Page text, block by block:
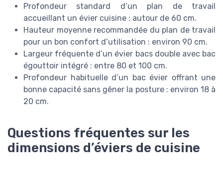
Profondeur standard d’un plan de travail
accueillant un évier cuisine : autour de 60 cm.
Hauteur moyenne recommandée du plan de travail
pour un bon confort d’utilisation : environ 90 cm.
Largeur fréquente d’un évier bacs double avec bac
égouttoir intégré : entre 80 et 100 cm.
Profondeur habituelle d’un bac évier offrant une
bonne capacité sans gêner la posture : environ 18 à
20 cm.
Questions fréquentes sur les
dimensions d’éviers de cuisine